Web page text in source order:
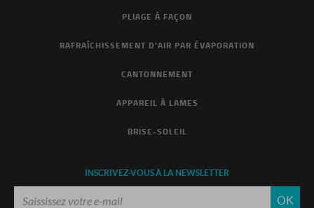
PLIAGE À FAÇON
RAFRAÎCHISSEMENT D'AIR PAR ÉVAPORATION
CANTONNEMENT
APPAREIL À LAMES
BRISE-SOLEIL
INSCRIVEZ-VOUS À LA NEWSLETTER
OK